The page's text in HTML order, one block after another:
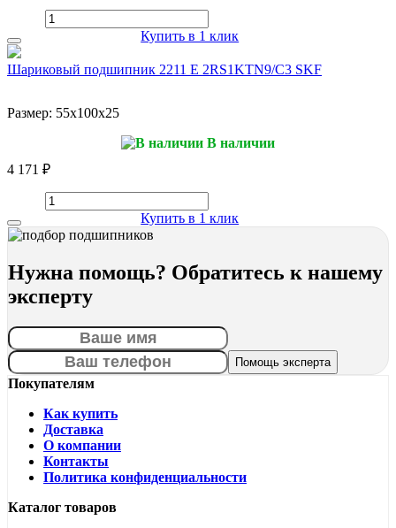
Купить в 1 клик
Шариковый подшипник 2211 E 2RS1KTN9/C3 SKF
Размер: 55x100x25
В наличии
4 171 ₽
Купить в 1 клик
Нужна помощь? Обратитесь к нашему
эксперту
Покупателям
Как купить
Доставка
О компании
Контакты
Политика конфиденциальности
Каталог товаров